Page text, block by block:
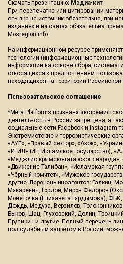
Скачать презентацию: Медиа-кит
При перепечатке или цитировании
ссылка на источник обязательна, при
изданиях и на сайтах обязательна
Mosregion.info.
На информационном ресурсе
технологии (информационные
информации на основе сбора,
относящихся к предпочтениям
находящихся на территории
Пользовательское соглашение
*Meta Platforms признана
деятельность в России запрещена, а
социальные сети Facebook и Instagram
Экстремистские и террористические
«АУЕ», «Правый сектор», «Азов»,
«ИГИЛ» (ИГ, Исламское государство),
«Меджлис крымско-татарского народа»,
«Движение Талибан», «Исламская
«Чёрный комитет», «Мужское
другие. Перечень иноагентов: Галкин,
Макаревич, Гордон, Мирон Фёдоров
Монеточка (Елизавета Гардымова),
Дождь, Медуза, Верзилов,
Быков, Шац, Глуховский, Долин,
Прусикин и другие. Полный перечень
под судебным запретом в России,